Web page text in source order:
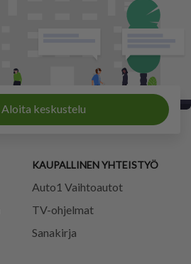
Aloita keskustelu
KAUPALLINEN YHTEISTYÖ
Auto1 Vaihtoautot
TV-ohjelmat
Sanakirja